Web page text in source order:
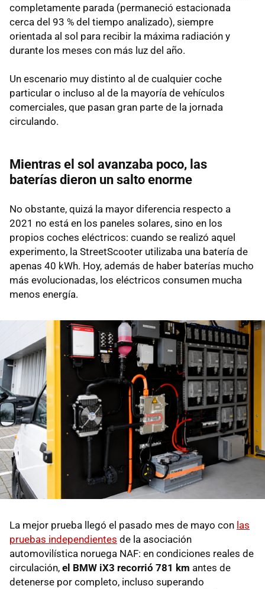
completamente parada (permaneció estacionada
cerca del 93 % del tiempo analizado), siempre
orientada al sol para recibir la máxima radiación y
durante los meses con más luz del año.
Un escenario muy distinto al de cualquier coche
particular o incluso al de la mayoría de vehículos
comerciales, que pasan gran parte de la jornada
circulando.
Mientras el sol avanzaba poco, las
baterías dieron un salto enorme
No obstante, quizá la mayor diferencia respecto a
2021 no está en los paneles solares, sino en los
propios coches eléctricos: cuando se realizó aquel
experimento, la StreetScooter utilizaba una batería de
apenas 40 kWh. Hoy, además de haber baterías mucho
más evolucionadas, los eléctricos consumen mucha
menos energía.
La mejor prueba llegó el pasado mes de mayo con las
pruebas independientes de la asociación
automovilística noruega NAF: en condiciones reales de
circulación, el BMW iX3 recorrió 781 km antes de
detenerse por completo, incluso superando